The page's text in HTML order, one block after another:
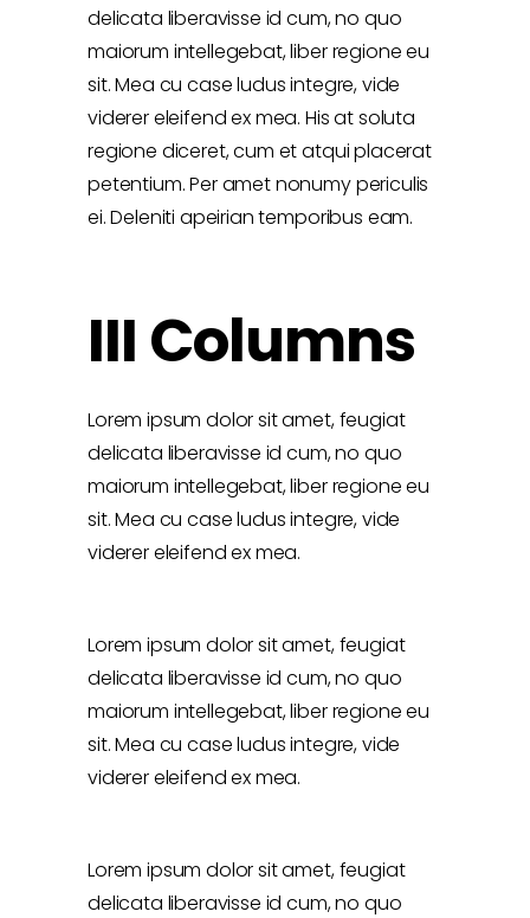
delicata liberavisse id cum, no quo
maiorum intellegebat, liber regione eu
sit. Mea cu case ludus integre, vide
viderer eleifend ex mea. His at soluta
regione diceret, cum et atqui placerat
petentium. Per amet nonumy periculis
ei. Deleniti apeirian temporibus eam.
III Columns
Lorem ipsum dolor sit amet, feugiat
delicata liberavisse id cum, no quo
maiorum intellegebat, liber regione eu
sit. Mea cu case ludus integre, vide
viderer eleifend ex mea.
Lorem ipsum dolor sit amet, feugiat
delicata liberavisse id cum, no quo
maiorum intellegebat, liber regione eu
sit. Mea cu case ludus integre, vide
viderer eleifend ex mea.
Lorem ipsum dolor sit amet, feugiat
delicata liberavisse id cum, no quo